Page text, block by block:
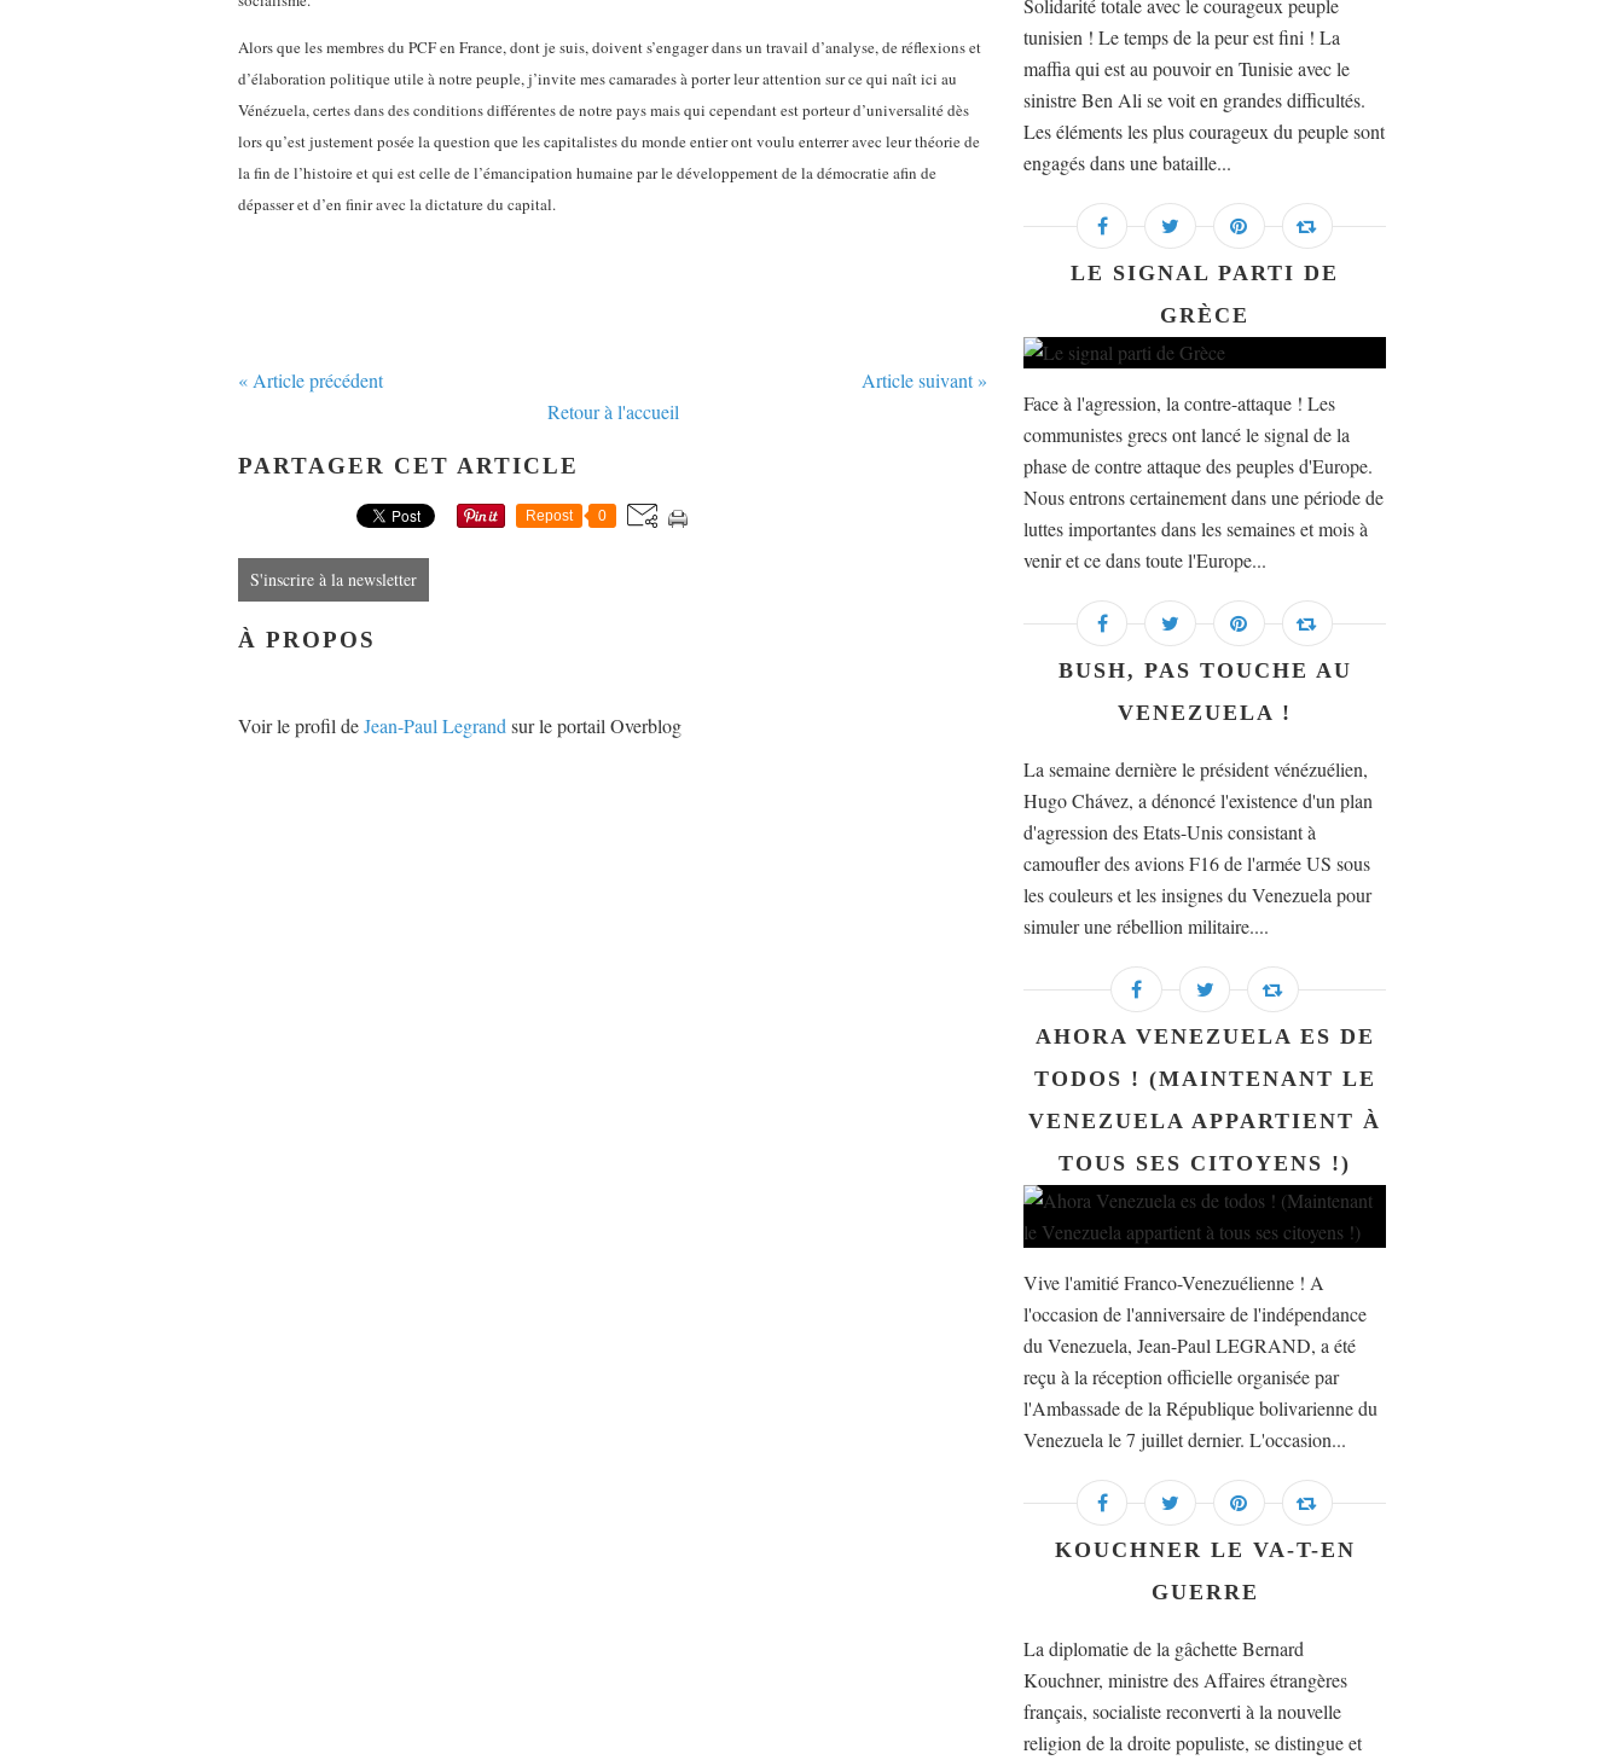
Alors que les membres du PCF en France, dont je suis, doivent s’engager dans un travail d’analyse, de réflexions et
d’élaboration politique utile à notre peuple, j’invite mes camarades à porter leur attention sur ce qui naît ici au
Vénézuela, certes dans des conditions différentes de notre pays mais qui cependant est porteur d’universalité dès
lors qu’est justement posée la question que les capitalistes du monde entier ont voulu enterrer avec leur théorie de
la fin de l’histoire et qui est celle de l’émancipation humaine par le développement de la démocratie afin de
dépasser et d’en finir avec la dictature du capital.
« Article précédent
Article suivant »
Retour à l'accueil
PARTAGER CET ARTICLE
Repost 0
S'inscrire à la newsletter
À PROPOS
Voir le profil deJean-Paul Legrand sur le portail Overblog
Solidarité totale avec le courageux peuple
tunisien ! Le temps de la peur est fini ! La
maffia qui est au pouvoir en Tunisie avec le
sinistre Ben Ali se voit en grandes difficultés.
Les éléments les plus courageux du peuple sont
engagés dans une bataille...
LE SIGNAL PARTI DE
GRÈCE
Face à l'agression, la contre-attaque ! Les
communistes grecs ont lancé le signal de la
phase de contre attaque des peuples d'Europe.
Nous entrons certainement dans une période de
luttes importantes dans les semaines et mois à
venir et ce dans toute l'Europe...
BUSH, PAS TOUCHE AU
VENEZUELA !
La semaine dernière le président vénézuélien,
Hugo Chávez, a dénoncé l'existence d'un plan
d'agression des Etats-Unis consistant à
camoufler des avions F16 de l'armée US sous
les couleurs et les insignes du Venezuela pour
simuler une rébellion militaire....
AHORA VENEZUELA ES DE
TODOS ! (MAINTENANT LE
VENEZUELA APPARTIENT À
TOUS SES CITOYENS !)
Vive l'amitié Franco-Venezuélienne ! A
l'occasion de l'anniversaire de l'indépendance
du Venezuela, Jean-Paul LEGRAND, a été
reçu à la réception officielle organisée par
l'Ambassade de la République bolivarienne du
Venezuela le 7 juillet dernier. L'occasion...
KOUCHNER LE VA-T-EN
GUERRE
La diplomatie de la gâchette Bernard
Kouchner, ministre des Affaires étrangères
français, socialiste reconverti à la nouvelle
religion de la droite populiste, se distingue et